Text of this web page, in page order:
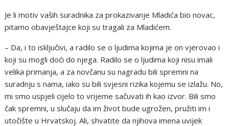
Je li motiv vaših suradnika za prokazivanje Mladića bio novac,
pitamo obavještajce koji su tragali za Mladićem.
– Da, i to isključivi, a radilo se o ljudima kojima je on vjerovao i
koji su mogli doći do njega. Radilo se o ljudima koji nisu imali
velika primanja, a za novčanu su nagradu bili spremni na
suradnju s nama, iako su bili svjesni rizika kojemu se izlažu. No,
mi smo uspjeli cijelo to vrijeme sačuvati ih kao izvor. Bili smo
čak spremni, u slučaju da im život bude ugrožen, pružiti im i
utočište u Hrvatskoj. Ali, shvatite da njihova imena uvijek